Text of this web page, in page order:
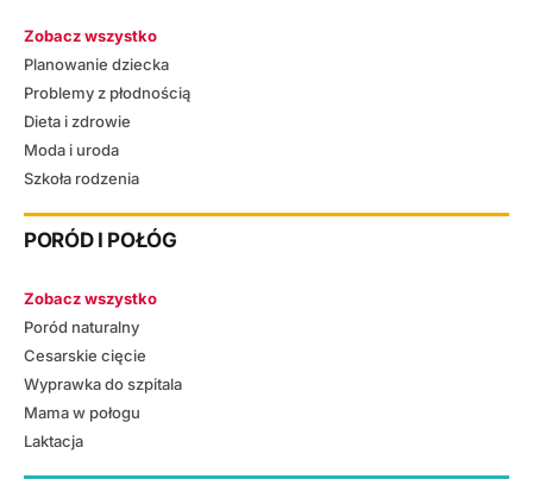
Zobacz wszystko
Planowanie dziecka
Problemy z płodnością
Dieta i zdrowie
Moda i uroda
Szkoła rodzenia
PORÓD I POŁÓG
Zobacz wszystko
Poród naturalny
Cesarskie cięcie
Wyprawka do szpitala
Mama w połogu
Laktacja